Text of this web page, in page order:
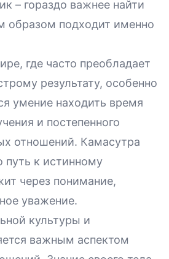
– гораздо важнее найти
образом подходит именно
где часто преобладает
результату, особенно
умение находить время
и постепенного
отношений. Камасутра
путь к истинному
через понимание,
уважение.
культуры и
важным аспектом